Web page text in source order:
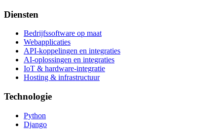
Diensten
Bedrijfssoftware op maat
Webapplicaties
API-koppelingen en integraties
AI-oplossingen en integraties
IoT & hardware-integratie
Hosting & infrastructuur
Technologie
Python
Django